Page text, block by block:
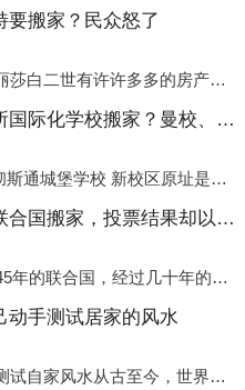
要搬家？民众怒了
金山区英女王伊丽莎白二世有许许多多的房产，遍布英国各地。而作为英女王的亲孙子、未来的英国国王，威廉王子自然也能享受到女王的房产。目前，威廉凯特以及三个孩子有两个经常居住的地点，一处是位于伦敦的肯辛顿宫，一处
金山区深圳三所国际化学校搬家？曼校、QSI、南山中英文搬走了
金山区1.深圳曼彻斯通城堡学校 新校区原址是蛇口国际据悉，此次曼彻斯通城堡学校搬迁到蛇口新校区的开办与蛇口外籍人员子女学校（蛇口国际）有很大的关联。2021年，太子湾实验部就宣布在2022年正式并入蛇口外籍
金山区俄提议联合国搬家，投票结果却以惨败收场
金山区成立于1945年的联合国，经过几十年的发展，如今拥有193个成员国。拥有如此众多会员国的联合国，可以说是世界上最具代表性的国际组织，也是世界上分量最重、有着较高话语权的国际组织。但以美国为首的西方国家
动手测试居家的风水
金山区教您怎样测试自家风水从古至今，世界各地的人们都在研究人在乾坤中的位置以及它们所形成的关系。通过探究季节转换、星象变化，并且在所观测到的自然规律的指导下，人们开始认识到居住在不同住宅中的人，其一生中的财